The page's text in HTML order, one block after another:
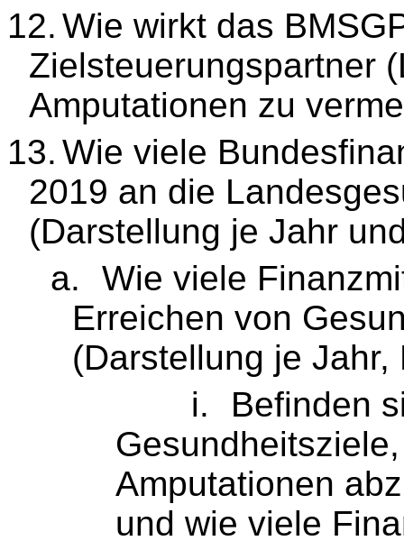
12. Wie wirkt das
Zielsteuerungspartner
Amputationen zu
13. Wie viele
2019 an die
(Darstellung je Jahr
a.
Wie viele
Erreichen von
(Darstellung je
i.
Befinden
Amputationen
und wie viele